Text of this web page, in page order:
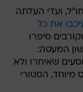
ועדי העלתה
את כל
סיפרו
המעטה:
שאיחרו ולא
מיוחד, הסטורי